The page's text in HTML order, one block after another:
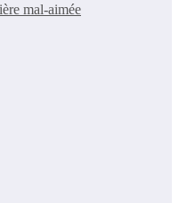
mal-aimée